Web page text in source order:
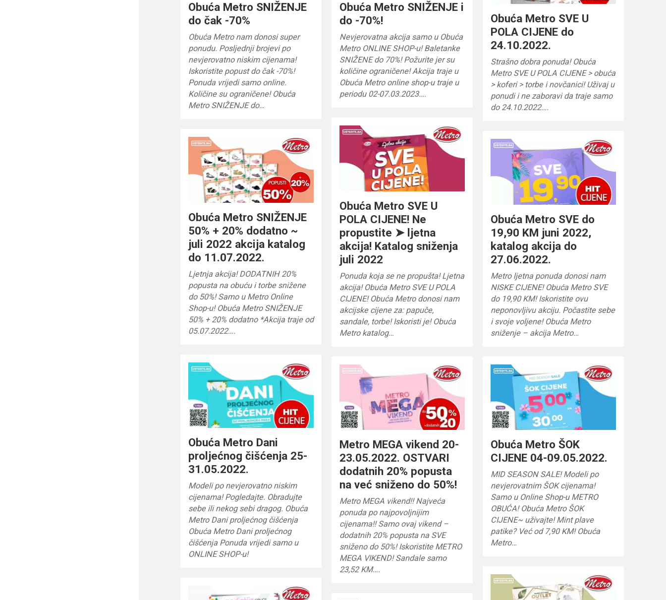
Obuća Metro SNIŽENJE
do čak -70%
Obuća Metro nam donosi super
ponudu. Posljednji brojevi po
nevjerovatno niskim cijenama!
Iskoristite popust do čak -70%!
Ponuda vrijedi samo online.
Količine su ograničene! Obuća
Metro SNIŽENJE do…
Obuća Metro SNIŽENJE i
do -70%!
Nevjerovatna akcija samo u Obuća
Metro ONLINE SHOP-u! Baletanke
SNIŽENE do 70%! Požurite jer su
količine ograničene! Akcija traje u
Obuća Metro online shop-u traje u
periodu 02-07.03.2023….
Obuća Metro SVE U
POLA CIJENE do
24.10.2022.
Strašno dobra ponuda! Obuća
Metro SVE U POLA CIJENE > obuća
> koferi > torbe i novčanici! Uživaj u
ponudi i ne zaboravi da traje samo
do 24.10.2022….
Obuća Metro SVE U
POLA CIJENE! Ne
propustite ➤ ljetna
akcija! Katalog sniženja
juli 2022
Ponuda koja se ne propušta! Ljetna
akcija! Obuća Metro SVE U POLA
CIJENE! Obuća Metro donosi nam
akcijske cijene za: papuče,
sandale, torbe! Iskoristi je! Obuća
Metro katalog…
Obuća Metro SNIŽENJE
50% + 20% dodatno ~
juli 2022 akcija katalog
do 11.07.2022.
Ljetnja akcija! DODATNIH 20%
popusta na obuću i torbe snižene
do 50%! Samo u Metro Online
Shop-u! Obuća Metro SNIŽENJE
50% + 20% dodatno *Akcija traje od
05.07.2022….
Obuća Metro SVE do
19,90 KM juni 2022,
katalog akcija do
27.06.2022.
Metro ljetna ponuda donosi nam
NISKE CIJENE! Obuća Metro SVE
do 19,90 KM! Iskoristite ovu
neponovljivu akciju. Počastite sebe
i svoje voljene! Obuća Metro
sniženje – akcija Metro…
Obuća Metro Dani
proljećnog čišćenja 25-
31.05.2022.
Modeli po nevjerovatno niskim
cijenama! Pogledajte. Obradujte
sebe ili nekog sebi dragog. Obuća
Metro Dani proljećnog čišćenja
Obuća Metro Dani proljećnog
čišćenja Ponuda vrijedi samo u
ONLINE SHOP-u!
Metro MEGA vikend 20-
23.05.2022. OSTVARI
dodatnih 20% popusta
na već sniženo do 50%!
Metro MEGA vikend!! Najveća
ponuda po najpovoljnijim
cijenama!! Samo ovaj vikend –
dodatnih 20% popusta na SVE
sniženo do 50%! Iskoristite METRO
MEGA VIKEND! Sandale samo
23,52 KM….
Obuća Metro ŠOK
CIJENE 04-09.05.2022.
MID SEASON SALE! Modeli po
nevjerovatnim ŠOK cijenama!
Samo u Online Shop-u METRO
OBUĆA! Obuća Metro ŠOK
CIJENE~ uživajte! Mint plave
patike? Već od 7,90 KM! Obuća
Metro…